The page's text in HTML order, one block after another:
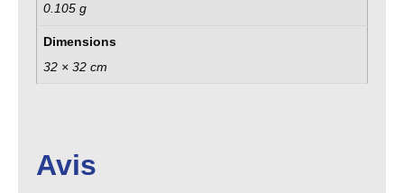
0.105 g
Dimensions
32 × 32 cm
Avis